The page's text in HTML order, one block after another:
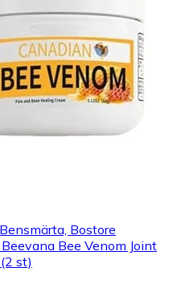
Bostore
Bee Venom Joint
st)